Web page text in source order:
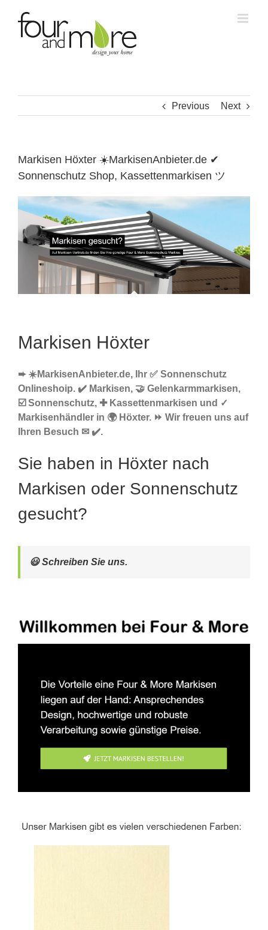
content
Previous Next
Markisen Höxter ☀️MarkisenAnbieter.de ✔
Sonnenschutz Shop, Kassettenmarkisen ツ
Markisen Höxter
➨ ☀️MarkisenAnbieter.de, Ihr ✅ Sonnenschutz
Onlineshoip. ✔️ Markisen, 🤝 Gelenkarmmarkisen,
☑️ Sonnenschutz, ✚ Kassettenmarkisen und ✓
Markisenhändler in 🌍 Höxter. ⏩ Wir freuen uns auf
Ihren Besuch ✉ ✔️.
Sie haben in Höxter nach
Markisen oder Sonnenschutz
gesucht?
😃 Schreiben Sie uns.